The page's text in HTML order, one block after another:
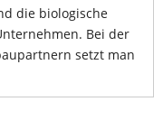
die biologische
Bei der
setzt man